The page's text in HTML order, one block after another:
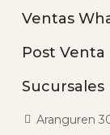
Ventas
Post Venta
Sucursales
Aranguren